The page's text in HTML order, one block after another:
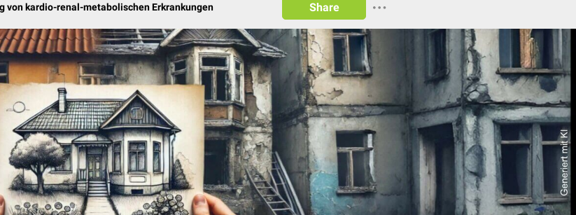
von kardio-renal-metabolischen Erkrankungen Share